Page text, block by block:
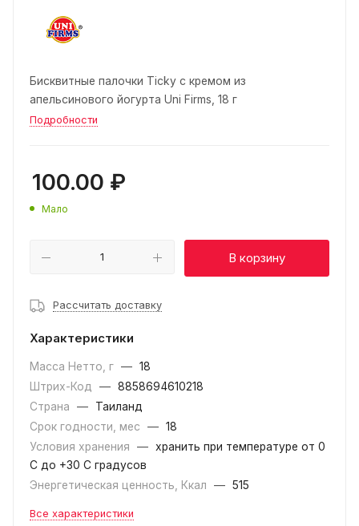
Бисквитные палочки Ticky с кремом из
апельсинового йогурта Uni Firms, 18 г
Подробности
100.00 ₽
Мало
В корзину
Рассчитать доставку
Характеристики
Масса Нетто, г — 18
Штрих-Код
— 8858694610218
Страна
—
Таиланд
Срок годности, мес
— 18
Условия хранения
— хранить при температуре от 0
С до +30 С градусов
Энергетическая ценность, Ккал
— 515
Все характеристики